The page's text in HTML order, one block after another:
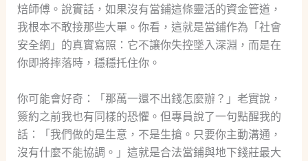
焙師傅。說實話，如果沒有當鋪這條靈活的資金管道，
我根本不敢接那些大單。你看，這就是當鋪作為「社會
安全網」的真實寫照：它不讓你失控墜入深淵，而是在
你即將摔落時，穩穩托住你。
你可能會好奇：「那萬一還不出錢怎麼辦？」老實說，
簽約之前我也有同樣的恐懼。但專員說了一句點醒我的
話：「我們做的是生意，不是生搶。只要你主動溝通，
沒有什麼不能協調。」這就是合法當鋪與地下錢莊最大